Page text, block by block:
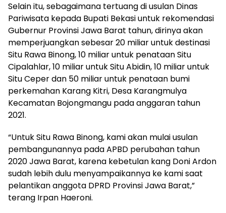
Selain itu, sebagaimana tertuang di usulan Dinas
Pariwisata kepada Bupati Bekasi untuk rekomendasi
Gubernur Provinsi Jawa Barat tahun, dirinya akan
memperjuangkan sebesar 20 miliar untuk destinasi
Situ Rawa Binong, 10 miliar untuk penataan Situ
Cipalahlar, 10 miliar untuk Situ Abidin, 10 miliar untuk
Situ Ceper dan 50 miliar untuk penataan bumi
perkemahan Karang Kitri, Desa Karangmulya
Kecamatan Bojongmangu pada anggaran tahun
2021.
“Untuk Situ Rawa Binong, kami akan mulai usulan
pembangunannya pada APBD perubahan tahun
2020 Jawa Barat, karena kebetulan kang Doni Ardon
sudah lebih dulu menyampaikannya ke kami saat
pelantikan anggota DPRD Provinsi Jawa Barat,”
terang Irpan Haeroni.